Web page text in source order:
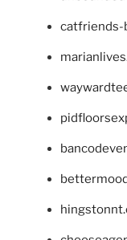
catfriends-